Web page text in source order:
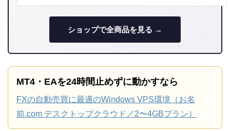
ショップで全商品を見る →
MT4・EAを24時間止めずに動かすなら
FXの自動売買に最適のWindows VPS環境（お名
前.com デスクトップクラウド／2〜4GBプラン）